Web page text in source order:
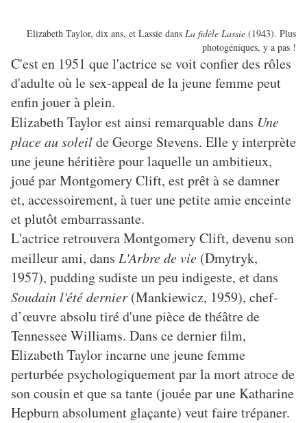
Elizabeth Taylor, dix ans, et Lassie dans La fidèle Lassie (1943). Plus
photogéniques, y a pas !
C'est en 1951 que l'actrice se voit confier des rôles
d'adulte où le sex-appeal de la jeune femme peut
enfin jouer à plein.
Elizabeth Taylor est ainsi remarquable dans Une
place au soleilde George Stevens. Elle y interprète
une jeune héritière pour laquelle un ambitieux,
joué par Montgomery Clift, est prêt à se damner
et, accessoirement, à tuer une petite amie enceinte
et plutôt embarrassante.
L'actrice retrouvera Montgomery Clift, devenu son
meilleur ami, dans L'Arbre de vie (Dmytryk,
1957), pudding sudiste un peu indigeste, et dans
Soudain l'été dernier (Mankiewicz, 1959), chef-
d’œuvre absolu tiré d'une pièce de théâtre de
Tennessee Williams. Dans ce dernier film,
Elizabeth Taylor incarne une jeune femme
perturbée psychologiquement par la mort atroce de
son cousin et que sa tante (jouée par une Katharine
Hepburn absolument glaçante) veut faire trépaner.